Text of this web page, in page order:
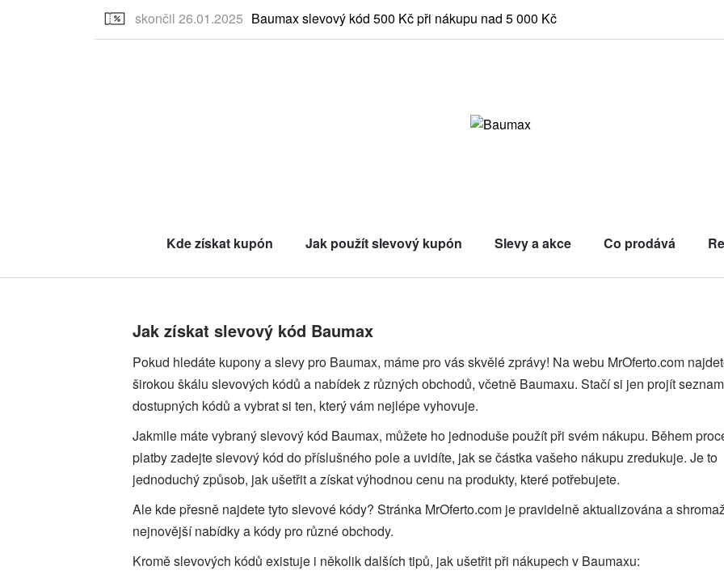
skončil 26.01.2025 Baumax slevový kód 500 Kč při nákupu nad 5 000 Kč
Kde získat kupón Jak použít slevový kupón Slevy a akce Co prodává
Jak získat slevový kód Baumax
Pokud hledáte kupony a slevy pro Baumax, máme pro vás skvělé zprávy! Na webu MrOferto.com
širokou škálu slevových kódů a nabídek z různých obchodů, včetně Baumaxu. Stačí si jen projít seznam
dostupných kódů a vybrat si ten, který vám nejlépe vyhovuje.
Jakmile máte vybraný slevový kód Baumax, můžete ho jednoduše použít při svém nákupu. Během
platby zadejte slevový kód do příslušného pole a uvidíte, jak se částka vašeho nákupu zredukuje. Je to
jednoduchý způsob, jak ušetřit a získat výhodnou cenu na produkty, které potřebujete.
Ale kde přesně najdete tyto slevové kódy? Stránka MrOferto.com je pravidelně aktualizována a
nejnovější nabídky a kódy pro různé obchody.
Kromě slevových kódů existuje i několik dalších tipů, jak ušetřit při nákupech v Baumaxu: